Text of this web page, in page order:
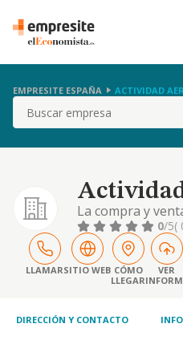
EMPRESITE ESPAÑA ACTIVIDAD
Buscar
La compra y
importacion y
representacion y
arrendamiento
de mercaderias
en general...
0/5(
LLAMARSITIO WEB CÓMO
LLEGAR
VER
DIRECCIÓN Y CONTACTO